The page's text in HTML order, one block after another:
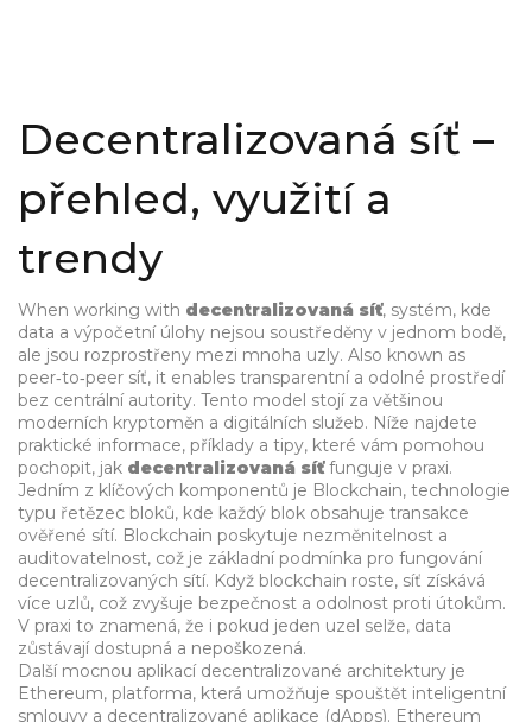
Decentralizovaná síť –
přehled, využití a
trendy
When working with decentralizovaná síť, systém, kde
data a výpočetní úlohy nejsou soustředěny v jednom bodě,
ale jsou rozprostřeny mezi mnoha uzly. Also known as
peer‑to‑peer síť, it enables transparentní a odolné prostředí
bez centrální autority. Tento model stojí za většinou
moderních kryptoměn a digitálních služeb. Níže najdete
praktické informace, příklady a tipy, které vám pomohou
pochopit, jak decentralizovaná síťfunguje v praxi.
Jedním z klíčových komponentů je Blockchain, technologie
typu řetězec bloků, kde každý blok obsahuje transakce
ověřené sítí. Blockchain poskytuje nezměnitelnost a
auditovatelnost, což je základní podmínka pro fungování
decentralizovaných sítí. Když blockchain roste, síť získává
více uzlů, což zvyšuje bezpečnost a odolnost proti útokům.
V praxi to znamená, že i pokud jeden uzel selže, data
zůstávají dostupná a nepoškozená.
Další mocnou aplikací decentralizované architektury je
Ethereum, platforma, která umožňuje spouštět inteligentní
smlouvy a decentralizované aplikace (dApps). Ethereum